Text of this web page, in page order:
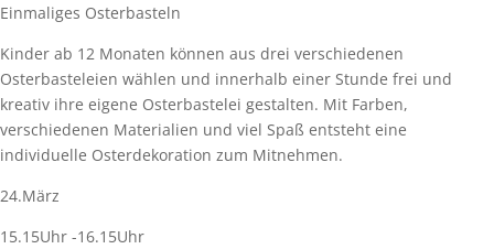
Einmaliges Osterbasteln
Kinder ab 12 Monaten können aus drei verschiedenen
Osterbasteleien wählen und innerhalb einer Stunde frei und
kreativ ihre eigene Osterbastelei gestalten. Mit Farben,
verschiedenen Materialien und viel Spaß entsteht eine
individuelle Osterdekoration zum Mitnehmen.
24.März
15.15Uhr -16.15Uhr